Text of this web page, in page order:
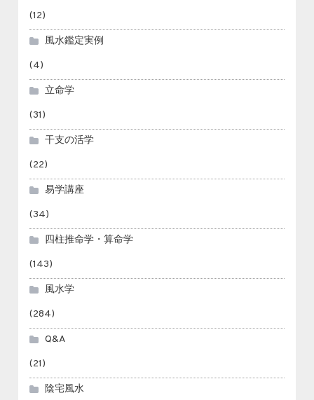
(12)
風水鑑定実例
(4)
立命学
(31)
干支の活学
(22)
易学講座
(34)
四柱推命学・算命学
(143)
風水学
(284)
Q&A
(21)
陰宅風水